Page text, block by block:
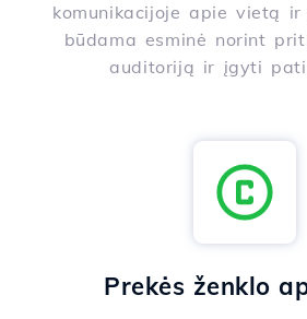
komunikacijoje apie vietą
būdama esminė norint
auditoriją ir įgyti
Prekės ženklo